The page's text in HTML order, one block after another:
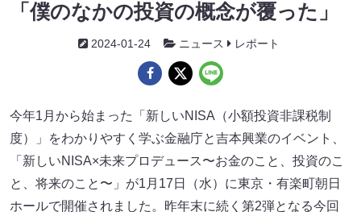
「僕のなかの投資の概念が覆った」
2024-01-24 ニュース レポート
今年1月から始まった「新しいNISA（小額投資非課税制
度）」をわかりやすく学ぶ金融庁と吉本興業のイベント、
「新しいNISA×未来プロデュース〜お金のこと、投資のこ
と、将来のこと〜」が1月17日（水）に東京・有楽町朝日
ホールで開催されました。昨年末に続く第2弾となる今回